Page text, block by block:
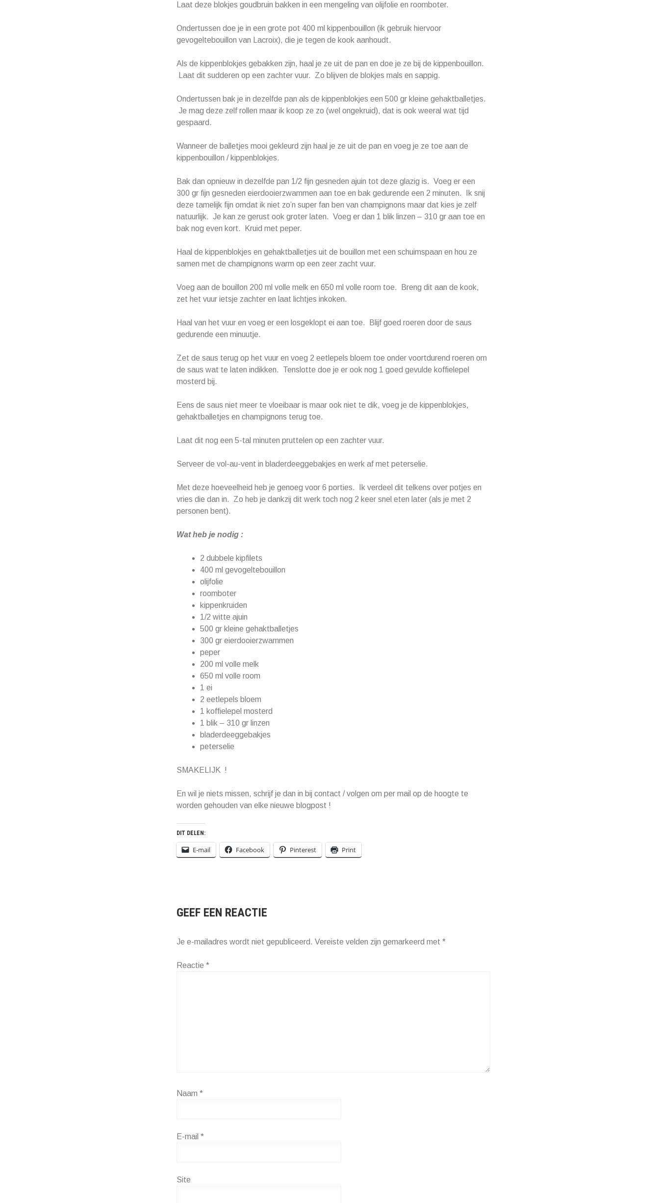
Laat deze blokjes goudbruin bakken in een mengeling van olijfolie en roomboter.
Ondertussen doe je in een grote pot 400 ml kippenbouillon (ik gebruik hiervoor
gevogeltebouillon van Lacroix), die je tegen de kook aanhoudt.
Als de kippenblokjes gebakken zijn, haal je ze uit de pan en doe je ze bij de kippenbouillon.
Laat dit sudderen op een zachter vuur. Zo blijven de blokjes mals en sappig.
Ondertussen bak je in dezelfde pan als de kippenblokjes een 500 gr kleine gehaktballetjes.
Je mag deze zelf rollen maar ik koop ze zo (wel ongekruid), dat is ook weeral wat tijd
gespaard.
Wanneer de balletjes mooi gekleurd zijn haal je ze uit de pan en voeg je ze toe aan de
kippenbouillon / kippenblokjes.
Bak dan opnieuw in dezelfde pan 1/2 fijn gesneden ajuin tot deze glazig is. Voeg er een
300 gr fijn gesneden eierdooierzwammen aan toe en bak gedurende een 2 minuten. Ik snij
deze tamelijk fijn omdat ik niet zo’n super fan ben van champignons maar dat kies je zelf
natuurlijk. Je kan ze gerust ook groter laten. Voeg er dan 1 blik linzen – 310 gr aan toe en
bak nog even kort. Kruid met peper.
Haal de kippenblokjes en gehaktballetjes uit de bouillon met een schuimspaan en hou ze
samen met de champignons warm op een zeer zacht vuur.
Voeg aan de bouillon 200 ml volle melk en 650 ml volle room toe. Breng dit aan de kook,
zet het vuur ietsje zachter en laat lichtjes inkoken.
Haal van het vuur en voeg er een losgeklopt ei aan toe. Blijf goed roeren door de saus
gedurende een minuutje.
Zet de saus terug op het vuur en voeg 2 eetlepels bloem toe onder voortdurend roeren om
de saus wat te laten indikken. Tenslotte doe je er ook nog 1 goed gevulde koffielepel
mosterd bij.
Eens de saus niet meer te vloeibaar is maar ook niet te dik, voeg je de kippenblokjes,
gehaktballetjes en champignons terug toe.
Laat dit nog een 5-tal minuten pruttelen op een zachter vuur.
Serveer de vol-au-vent in bladerdeeggebakjes en werk af met peterselie.
Met deze hoeveelheid heb je genoeg voor 6 porties. Ik verdeel dit telkens over potjes en
vries die dan in. Zo heb je dankzij dit werk toch nog 2 keer snel eten later (als je met 2
personen bent).
Wat heb je nodig :
2 dubbele kipfilets
400 ml gevogeltebouillon
olijfolie
roomboter
kippenkruiden
1/2 witte ajuin
500 gr kleine gehaktballetjes
300 gr eierdooierzwammen
peper
200 ml volle melk
650 ml volle room
1 ei
2 eetlepels bloem
1 koffielepel mosterd
1 blik – 310 gr linzen
bladerdeeggebakjes
peterselie
SMAKELIJK !
En wil je niets missen, schrijf je dan in bij contact / volgen om per mail op de hoogte te
worden gehouden van elke nieuwe blogpost !
DIT DELEN:
E-mail Facebook Pinterest Print
GEEF EEN REACTIE
Je e-mailadres wordt niet gepubliceerd. Vereiste velden zijn gemarkeerd met *
Reactie *
Naam *
E-mail *
Site